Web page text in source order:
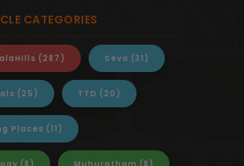
CATEGORIES
(287) Seva (31)
(25) TTD (20)
Places (11)
(8) Muhuratham (8)